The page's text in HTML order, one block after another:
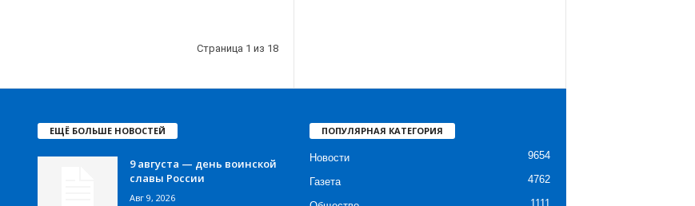
Страница 1 из 18
ЕЩЁ БОЛЬШЕ НОВОСТЕЙ
9 августа — день воинской
славы России
Авг 9, 2026
ПОПУЛЯРНАЯ КАТЕГОРИЯ
Новости 9654
Газета 4762
1111